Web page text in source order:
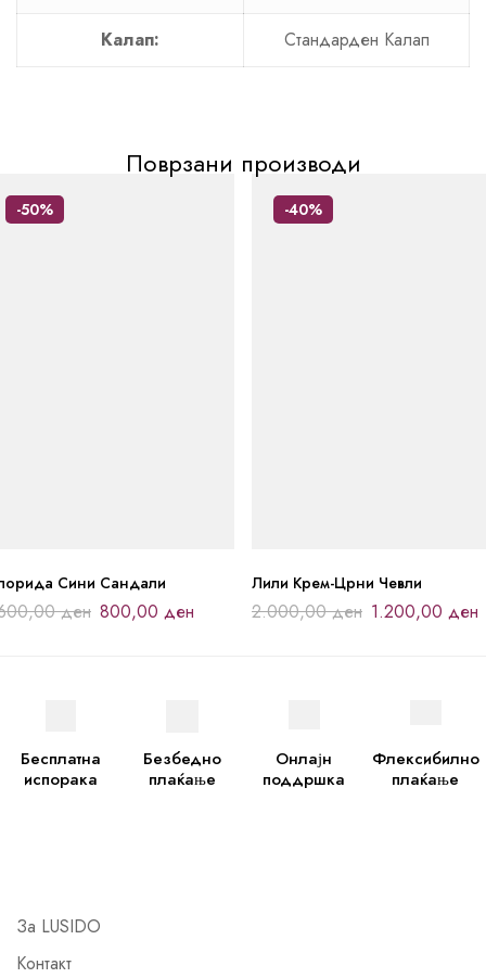
Калап: Стандарден Калап
Поврзани производи
-50%
Сини Сандали
ден 800,00 ден
-40%
Лили Крем-Црни Чевли
2.000,00ден 1.200,00 ден
Бесплатна
испорака
Безбедно
плаќање
Онлајн
поддршка
Флексибилно
плаќање
За LUSIDO
Контакт